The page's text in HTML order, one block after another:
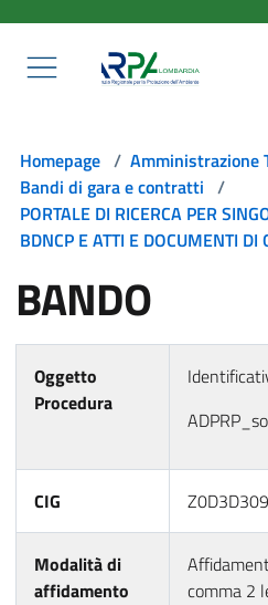
Homepage / Amministrazione
Bandi di gara e contratti /
PORTALE DI RICERCA PER
BDNCP E ATTI E DOCUMENTI DI
BANDO
Oggetto
Procedura
CIG
Modalità di
affidamento
comma 2